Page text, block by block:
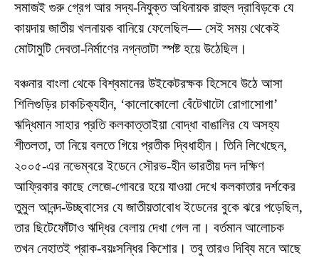
সমাজই গুরু গ্রেগ আর সদ্য-নিযুক্ত অধিনায়ক রাহুল দ্রাবিড়কে যে
কায়দায় জাতীয় খলনায়ক বানিয়ে ফেলেছিল— সেই সময় থেকেই
মোটামুটি দেবতা-নির্মাণের নগ্নতাটা স্পষ্ট হয়ে উঠেছিল।
বঞ্চনার বাংলা থেকে বিশ্বমানের উইকেটরক্ষক হিসেবে উঠে আসা
শিলিগুড়ির চাকচিক্যহীন, ‘কালোকোলো বেঁটেখাটো রোগাসোগা’
ঋদ্ধিমান সাহার প্রতি কলকাত্তাইয়া বোদ্ধা বাঙালির যে অসহ্য
শীতলতা, তা নিয়ে বলতে গিয়ে প্রতীক দ্বিধাহীন। তিনি লিখেছেন,
২০০৫-এর নভেম্বরে ইডেনে সৌরভ-হীন ভারতীয় দল দক্ষিণ
আফ্রিকার কাছে লেজে-গোবরে হয়ে যাওয়া দেখে কলকাতার দর্শকের
তুমুল আনন্দ-উচ্ছ্বাসের যে জাতীয়তাবোধ ইডেনের বুকে ঝরে পড়েছিল,
তার ছিটেফোঁটাও ঋদ্ধির বেলায় দেখা গেল না। বর্তমান আলোচক
তখন নেহাতই প্রাক-বয়ঃসন্ধির কিশোর। তবু তারও দিব্যি মনে আছে